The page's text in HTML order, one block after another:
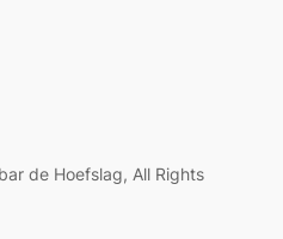
de Hoefslag, All Rights